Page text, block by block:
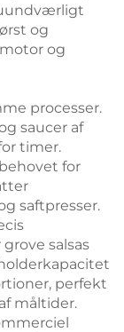
og
og
processer.
saucer af
timer.
for
saftpresser.
salsas
perfekt
måltider.